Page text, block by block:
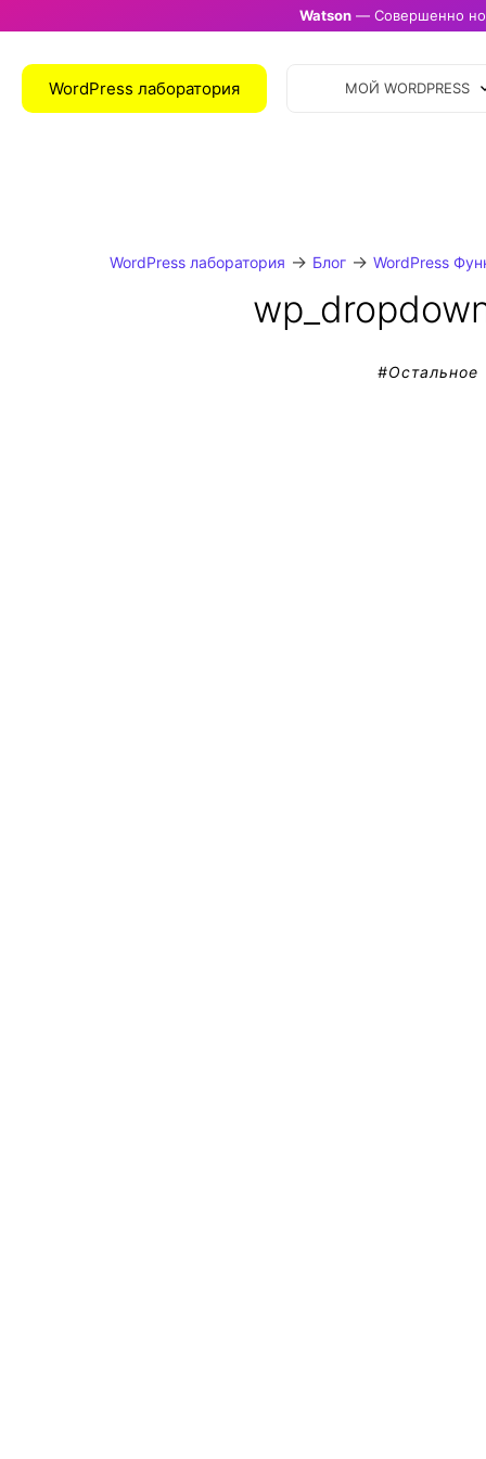
Watson — Совершенно
WordPress лаборатория МОЙ WORDPRESS
WordPress лаборатория → Блог→ WordPress
#Остальное